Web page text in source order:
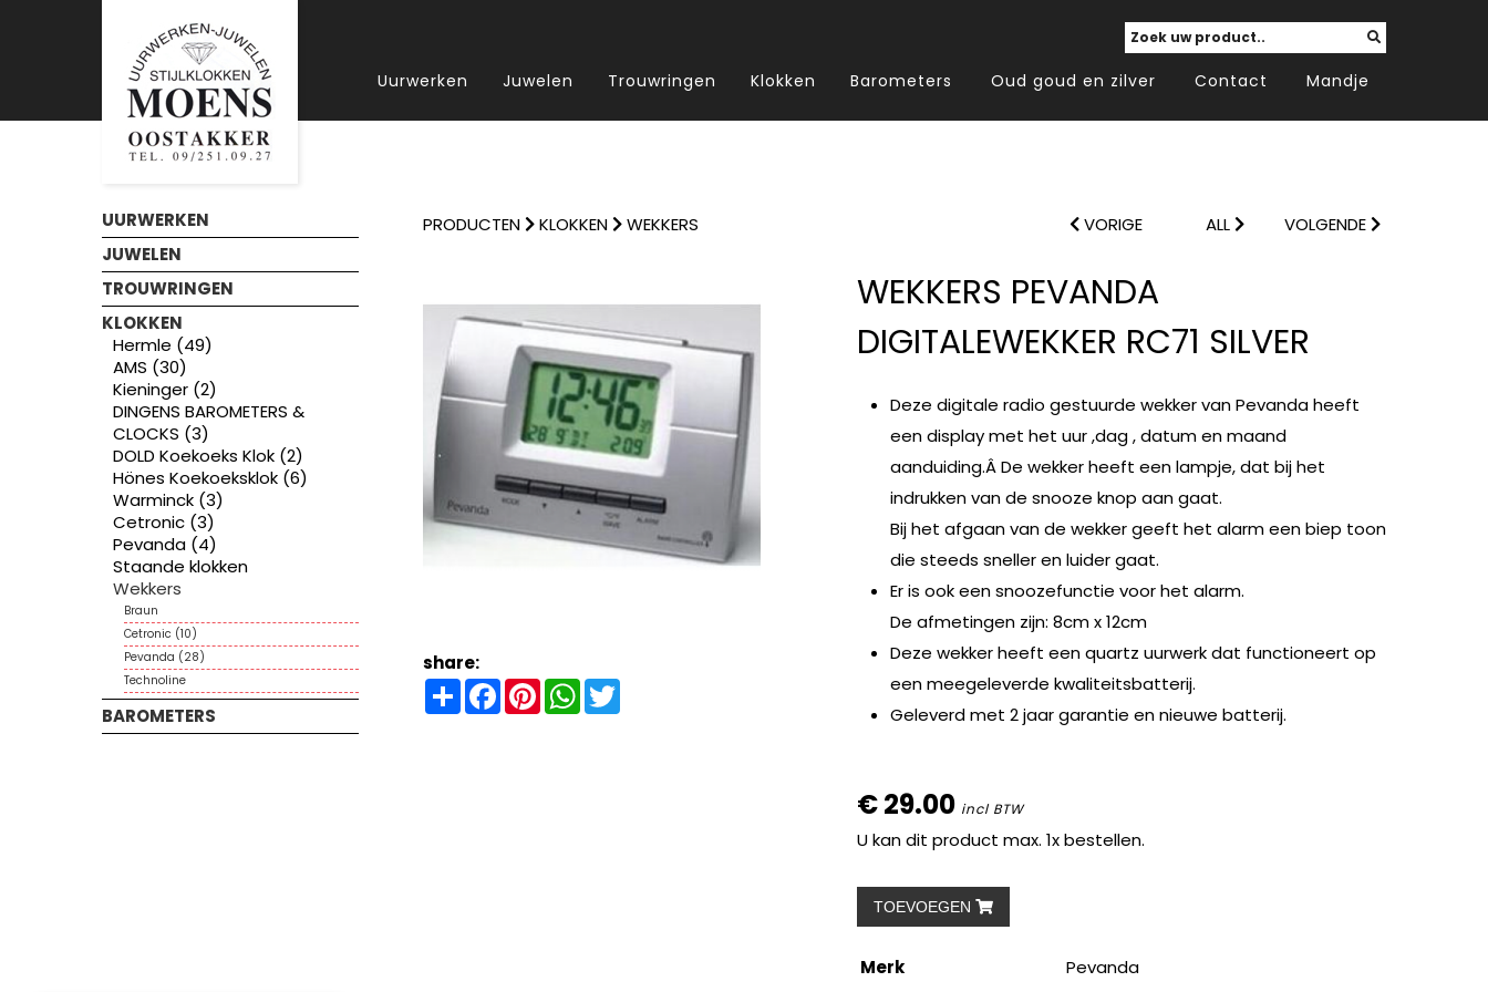
Uurwerken Juwelen Trouwringen Klokken Barometers Oud goud en zilver Contact Mandje
UURWERKEN
JUWELEN
TROUWRINGEN
KLOKKEN
Hermle (49)
AMS (30)
Kieninger (2)
DINGENS BAROMETERS &
CLOCKS (3)
DOLD Koekoeks Klok (2)
Hönes Koekoeksklok (6)
Warminck (3)
Cetronic (3)
Pevanda (4)
Staande klokken
Wekkers
Braun
Cetronic (10)
Pevanda (28)
Technoline
BAROMETERS
PRODUCTEN KLOKKEN WEKKERS VORIGE ALL VOLGENDE
share:
ShareFacebookPinterestWhatsApp
WEKKERS PEVANDA
DIGITALEWEKKER RC71 SILVER
Deze digitale radio gestuurde wekker van Pevanda heeft
een display met het uur ,dag , datum en maand
aanduiding.Â De wekker heeft een lampje, dat bij het
indrukken van de snooze knop aan gaat.
Bij het afgaan van de wekker geeft het alarm een biep toon
die steeds sneller en luider gaat.
Er is ook een snoozefunctie voor het alarm.
De afmetingen zijn: 8cm x 12cm
Deze wekker heeft een quartz uurwerk dat functioneert op
een meegeleverde kwaliteitsbatterij.
Geleverd met 2 jaar garantie en nieuwe batterij.
€ 29.00 incl BTW
U kan dit product max. 1x bestellen.
TOEVOEGEN
Merk Pevanda